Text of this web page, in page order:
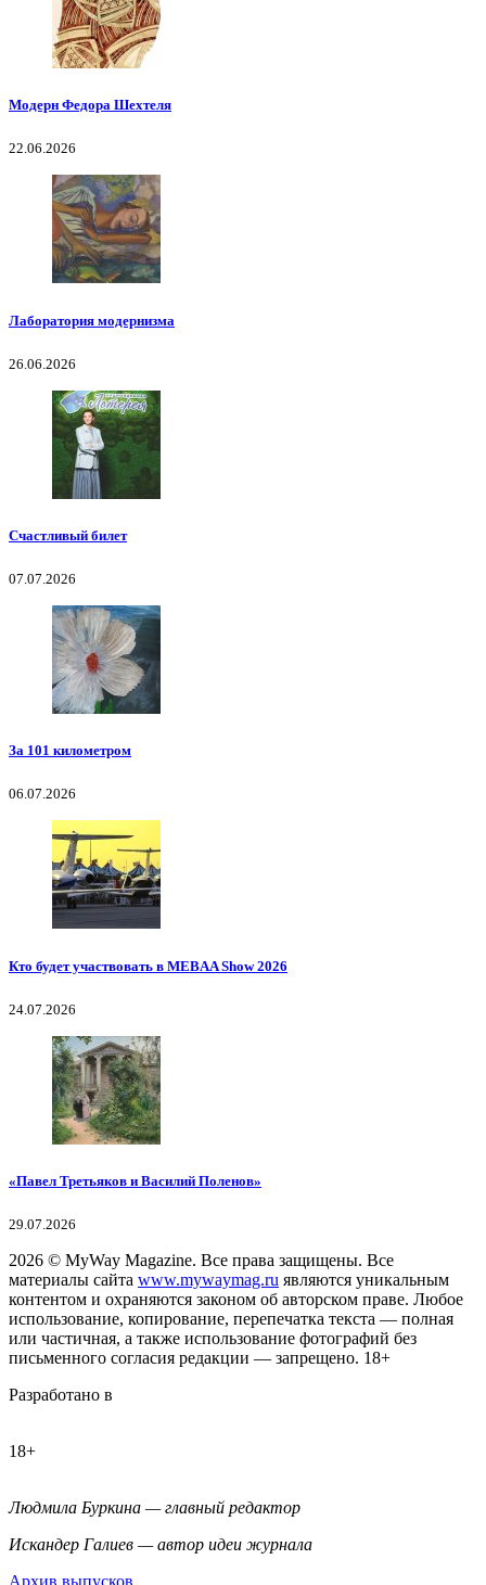
Модерн Федора Шехтеля
22.06.2026
Лаборатория модернизма
26.06.2026
Счастливый билет
07.07.2026
За 101 километром
06.07.2026
Кто будет участвовать в MEBAA Show 2026
24.07.2026
«Павел Третьяков и Василий Поленов»
29.07.2026
2026 © MyWay Magazine. Все права защищены. Все
материалы сайта www.mywaymag.ru являются уникальным
контентом и охраняются законом об авторском праве. Любое
использование, копирование, перепечатка текста — полная
или частичная, а также использование фотографий без
письменного согласия редакции — запрещено. 18+
Разработано в
18+
Людмила Буркина — главный редактор
Искандер Галиев — автор идеи журнала